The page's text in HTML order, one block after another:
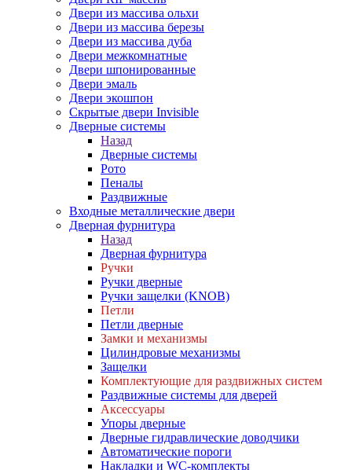
Двери из массива ольхи
Двери из массива березы
Двери из массива дуба
Двери межкомнатные
Двери шпонированные
Двери эмаль
Двери экошпон
Скрытые двери Invisible
Дверные системы
Назад
Дверные системы
Рото
Пеналы
Раздвижные
Входные металлические двери
Дверная фурнитура
Назад
Дверная фурнитура
Ручки
Ручки дверные
Ручки защелки (KNOB)
Петли
Петли дверные
Замки и механизмы
Цилиндровые механизмы
Защелки
Комплектующие для раздвижных систем
Раздвижные системы для дверей
Аксессуары
Упоры дверные
Дверные гидравлические доводчики
Автоматические пороги
Накладки и WC-комплекты